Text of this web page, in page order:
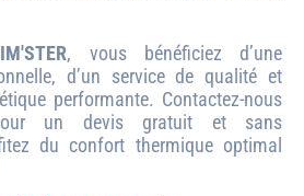
, vous bénéficiez d’une
d’un service de qualité et
performante. Contactez-nous
un devis gratuit et sans
du confort thermique optimal